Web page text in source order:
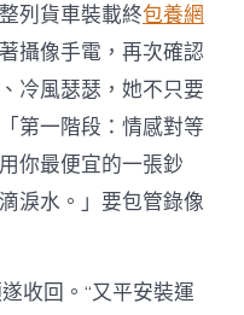
列貨車裝載終包養網
攝像手電，再次確認
冷風瑟瑟，她不只要
第一階段：情感對等
你最便宜的一張鈔
淚水。」要包管錄像
收回。“又平安裝運